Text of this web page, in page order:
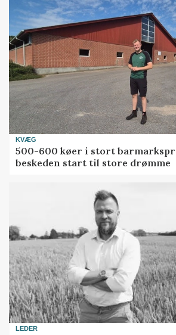
KVÆG
500-600 køer i stort
beskeden start til store drømme
LEDER